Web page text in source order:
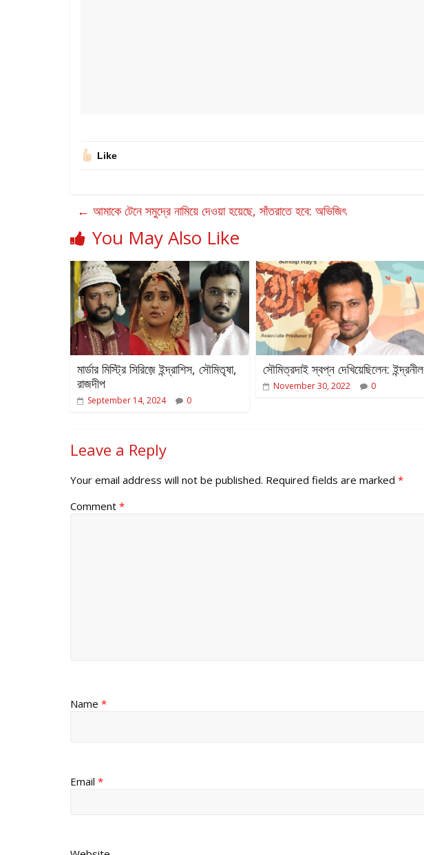
Like
← আমাকে টেনে সমুদ্রে নামিয়ে দেওয়া হয়েছে, সাঁতরাতে হবে: অভিজিৎ
You May Also Like
মার্ডার মিস্ট্রি সিরিজ়ে ইন্দ্রাশিস, সৌমিতৃষা,
রাজদীপ
September 14, 2024 0
সৌমিত্রদাই স্বপ্ন দেখিয়েছিলেন: ইন্দ্রনীল
November 30, 2022 0
Leave a Reply
Your email address will not be published. Required fields are marked *
Comment *
Name *
Email *